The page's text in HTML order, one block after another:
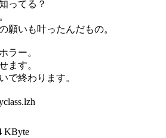
ってる？
願いも叶ったんだもの。
ラー。
ます。
で終わります。
KByte